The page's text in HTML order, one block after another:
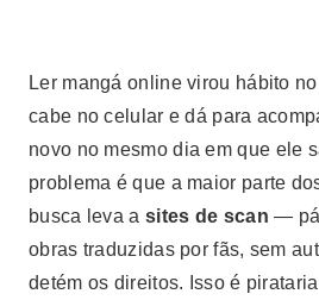
Ler mangá online virou hábito
cabe no celular e dá para
novo no mesmo dia em que ele
problema é que a maior parte
busca leva a sites de scan —
obras traduzidas por fãs, sem
detém os direitos. Isso é